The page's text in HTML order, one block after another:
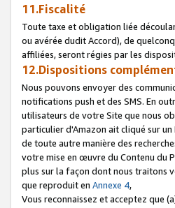
11.Fiscalité
Toute taxe et obligation liée
ou avérée dudit Accord), de
affiliées, seront régies par les
12.Dispositions
Nous pouvons envoyer des
notifications push et des SMS. En
utilisateurs de votre Site que nous
particulier d'Amazon ait cliqué sur
de toute autre manière des
votre mise en œuvre du Contenu du
plus sur la façon dont nous traitons
que reproduit en Annexe 4,
Vous reconnaissez et acceptez que